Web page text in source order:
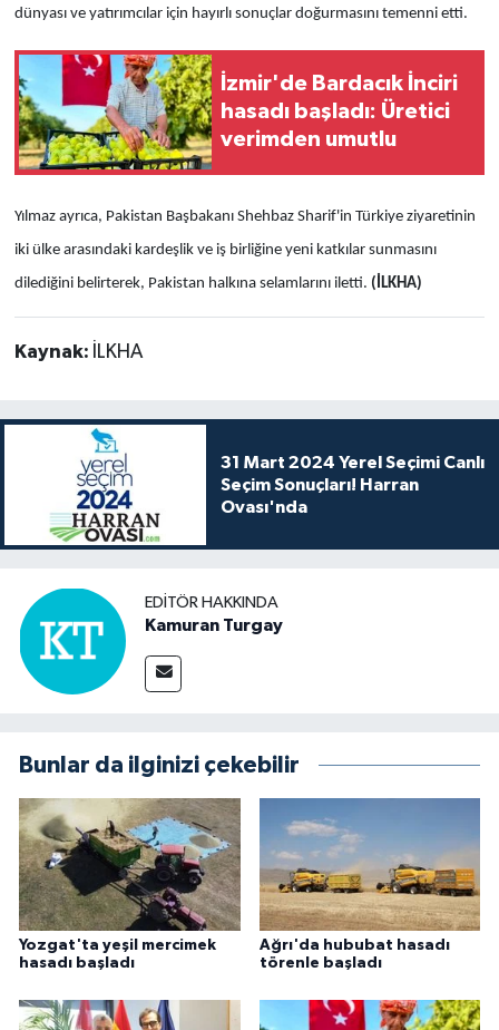
dünyası ve yatırımcılar için hayırlı sonuçlar doğurmasını temenni etti.
İzmir'de Bardacık İnciri
hasadı başladı: Üretici
verimden umutlu
Yılmaz ayrıca, Pakistan Başbakanı Shehbaz Sharif'in Türkiye ziyaretinin
iki ülke arasındaki kardeşlik ve iş birliğine yeni katkılar sunmasını
dilediğini belirterek, Pakistan halkına selamlarını iletti. (İLKHA)
Kaynak: İLKHA
31 Mart 2024 Yerel Seçimi Canlı
Seçim Sonuçları! Harran
Ovası'nda
EDITÖR HAKKINDA
Kamuran Turgay
Bunlar da ilginizi çekebilir
Yozgat'ta yeşil mercimek
hasadı başladı
Ağrı'da hububat hasadı
törenle başladı